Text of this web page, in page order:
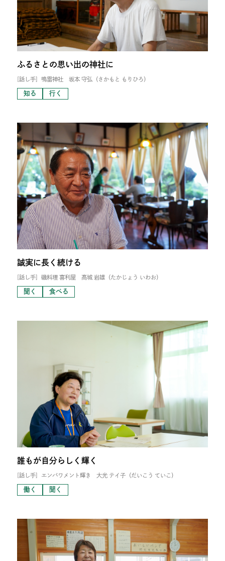
ふるさとの思い出の神社に
[話し手] 鳴雷神社 坂本 守弘（さかもと もりひろ）
知る 行く
誠実に長く続ける
[話し手] 磯料理 喜利屋 髙城 岩雄（たかじょう いわお）
聞く 食べる
誰もが自分らしく輝く
[話し手] エンパワメント輝き 大光 テイ子（だいこう ていこ）
働く 聞く